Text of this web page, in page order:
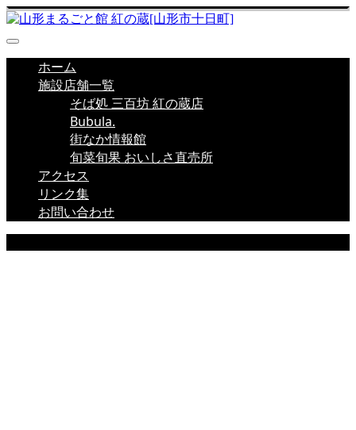
ホーム
施設店舗一覧
そば処 三百坊 紅の蔵店
Bubula.
街なか情報館
旬菜旬果 おいしさ直売所
アクセス
リンク集
お問い合わせ